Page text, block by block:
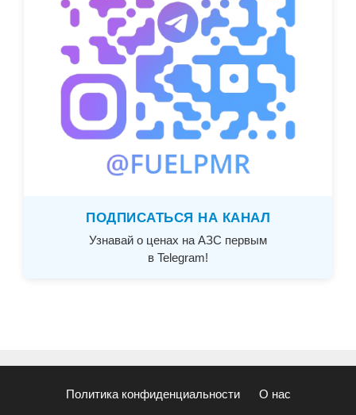
ПОДПИСАТЬСЯ НА КАНАЛ
Узнавай о ценах на АЗС первым
в Telegram!
Политика конфиденциальности О нас